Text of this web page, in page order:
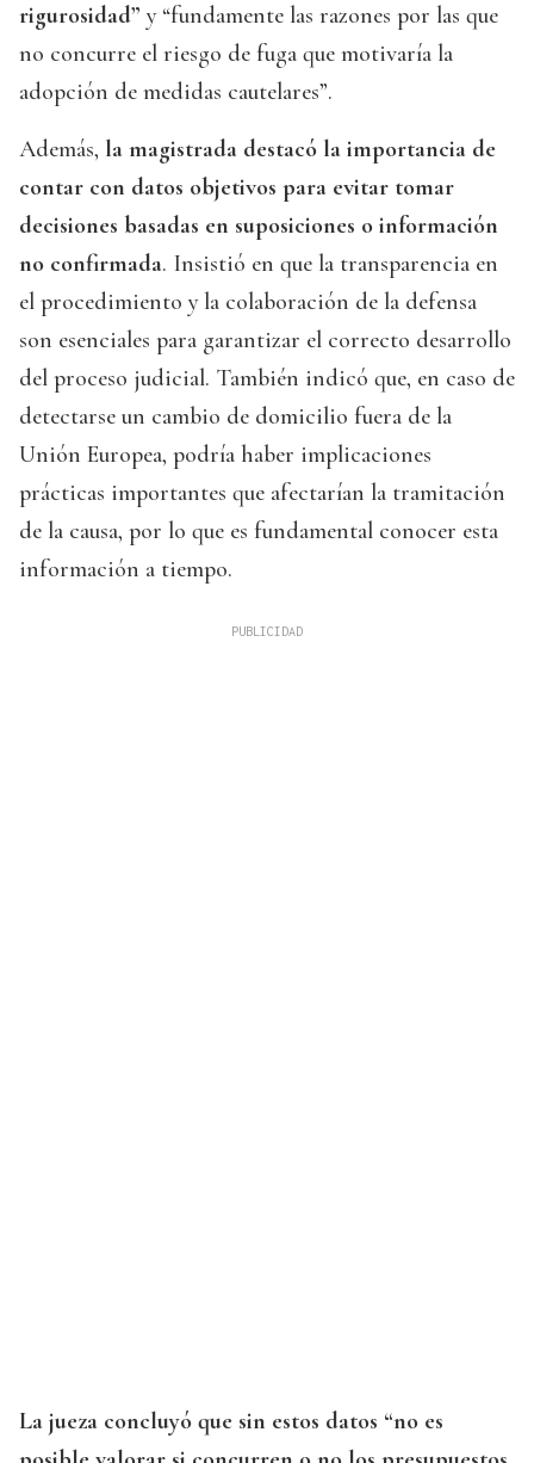
rigurosidad” y “fundamente las razones por las que
no concurre el riesgo de fuga que motivaría la
adopción de medidas cautelares”.
Además, la magistrada destacó la importancia de
contar con datos objetivos para evitar tomar
decisiones basadas en suposiciones o información
no confirmada. Insistió en que la transparencia en
el procedimiento y la colaboración de la defensa
son esenciales para garantizar el correcto desarrollo
del proceso judicial. También indicó que, en caso de
detectarse un cambio de domicilio fuera de la
Unión Europea, podría haber implicaciones
prácticas importantes que afectarían la tramitación
de la causa, por lo que es fundamental conocer esta
información a tiempo.
La jueza concluyó que sin estos datos “no es